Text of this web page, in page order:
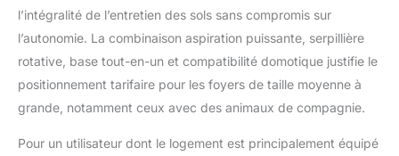
l’intégralité de l’entretien des sols sans compromis sur
l’autonomie. La combinaison aspiration puissante, serpillière
rotative, base tout-en-un et compatibilité domotique justifie le
positionnement tarifaire pour les foyers de taille moyenne à
grande, notamment ceux avec des animaux de compagnie.
Pour un utilisateur dont le logement est principalement équipé